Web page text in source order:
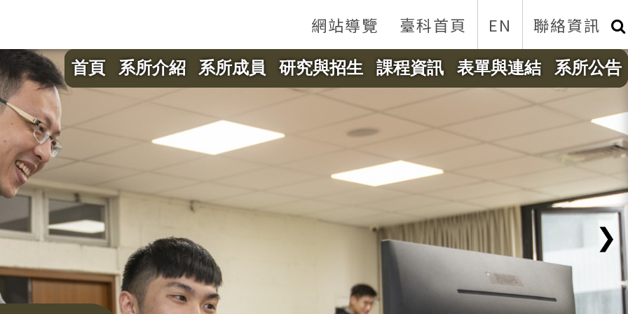
網站導覽 臺科首頁 EN 聯絡資訊
首頁 系所介紹 系所成員 研究與招生 課程資訊 表單與連結 系所公告
❯